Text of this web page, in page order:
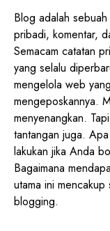
Blog adalah
pribadi, komentar,
Semacam catatan
yang selalu
mengelola web
mengeposkannya.
menyenangkan.
tantangan juga.
lakukan jika Anda
Bagaimana
utama ini
blogging.